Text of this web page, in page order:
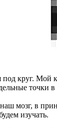
круг. Мой
точки
мозг, в
изучать.